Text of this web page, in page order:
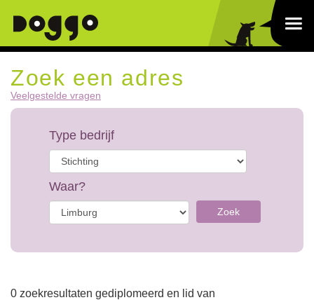
Zoek een adres
Veelgestelde vragen
Type bedrijf
Waar?
Zoek
0 zoekresultaten gediplomeerd en lid van